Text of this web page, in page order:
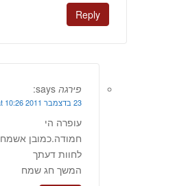
Reply
פירגה says:
23 בדצמבר 2011 at 10:26
עופרה הי
חמודה.כמובן אשמח
לחוות דעתך
המשך חג שמח